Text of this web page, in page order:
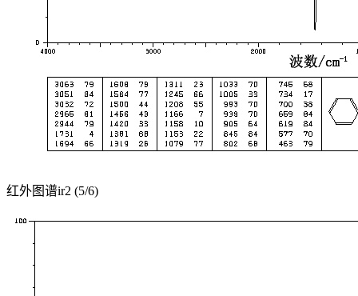
红外图谱ir2 (5/6)